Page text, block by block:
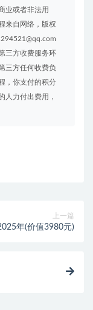
业或者非法用
来自网络，版权
三方收费服务环
三方任何收费负
，你支付的积分
人力付出费用，
上一篇
年(价值3980元)